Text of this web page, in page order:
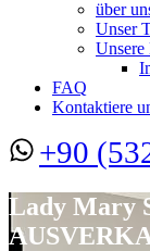
über
Unser
Unsere
FAQ
Kontaktiere
+90
Lady Mary